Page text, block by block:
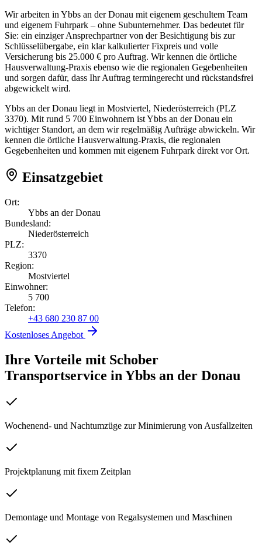
Wir arbeiten in Ybbs an der Donau mit eigenem geschultem Team
und eigenem Fuhrpark – ohne Subunternehmer. Das bedeutet für
Sie: ein einziger Ansprechpartner von der Besichtigung bis zur
Schlüsselübergabe, ein klar kalkulierter Fixpreis und volle
Versicherung bis 25.000 € pro Auftrag. Wir kennen die örtliche
Hausverwaltung-Praxis ebenso wie die regionalen Gegebenheiten
und sorgen dafür, dass Ihr Auftrag termingerecht und rückstandsfrei
abgewickelt wird.
Ybbs an der Donau liegt in Mostviertel, Niederösterreich (PLZ
3370). Mit rund 5 700 Einwohnern ist Ybbs an der Donau ein
wichtiger Standort, an dem wir regelmäßig Aufträge abwickeln. Wir
kennen die örtliche Hausverwaltung-Praxis, die regionalen
Gegebenheiten und kommen mit eigenem Fuhrpark direkt vor Ort.
Einsatzgebiet
Ort:
Ybbs an der Donau
Bundesland:
Niederösterreich
PLZ:
3370
Region:
Mostviertel
Einwohner:
5 700
Telefon:
+43 680 230 87 00
Kostenloses Angebot
Ihre Vorteile mit Schober
Transportservice in Ybbs an der Donau
Wochenend- und Nachtumzüge zur Minimierung von Ausfallzeiten
Projektplanung mit fixem Zeitplan
Demontage und Montage von Regalsystemen und Maschinen